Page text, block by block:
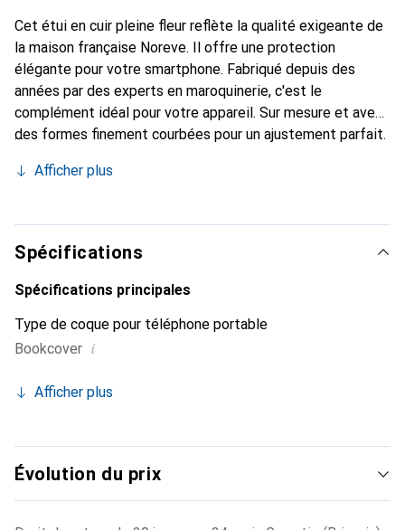
Cet étui en cuir pleine fleur reflète la qualité exigeante de
la maison française Noreve. Il offre une protection
élégante pour votre smartphone. Fabriqué depuis des
années par des experts en maroquinerie, c'est le
complément idéal pour votre appareil. Sur mesure et avec
des formes finement courbées pour un ajustement parfait.
smartphone. La marque Noreve est reconnue
constitue toujours un excellent choix pour le client
exigeant.
Afficher plus
Spécifications
Spécifications principales
Type de coque pour téléphone portable
Bookcover i
Afficher plus
Évolution du prix